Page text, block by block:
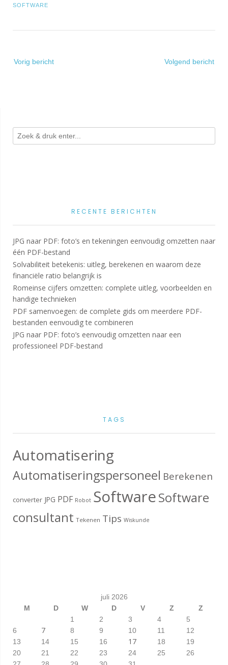
SOFTWARE
navigatie
Vorig bericht Volgend bericht
RECENTE BERICHTEN
JPG naar PDF: foto’s en tekeningen eenvoudig omzetten naar
één PDF-bestand
Solvabiliteit betekenis: uitleg, berekenen en waarom deze
financiële ratio belangrijk is
Romeinse cijfers omzetten: complete uitleg, voorbeelden en
handige technieken
PDF samenvoegen: de complete gids om meerdere PDF-
bestanden eenvoudig te combineren
JPG naar PDF: foto’s eenvoudig omzetten naar een
professioneel PDF-bestand
TAGS
Automatisering
Automatiseringspersoneel Berekenen
converter JPG PDF Robot SoftwareSoftware
consultant Tekenen Tips Wiskunde
juli 2026
M
D W D V Z
Z
1
2 3 4
5
6
7 8 9 10 11
12
13
14 15 16 17 18
19
20
21 22 23 24 25
26